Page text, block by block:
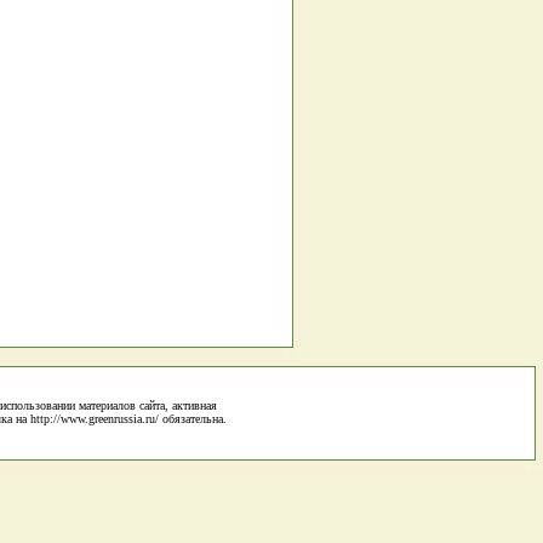
материалов сайта, активная
на http://www.greenrussia.ru/ обязательна.